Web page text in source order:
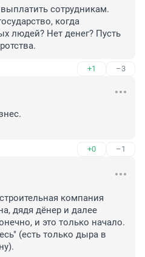
сотрудникам.
когда
людей? Нет денег? Пусть
+1 –3
+0 –1
компания
дядя дёнер и далее
и это только начало.
(есть только дыра в